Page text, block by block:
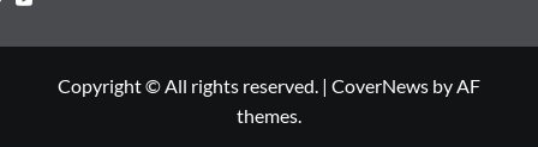
Copyright © All rights reserved. | CoverNews by AF
themes.